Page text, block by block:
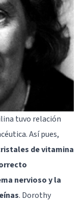
tuvo relación
Así pues,
de vitamina
nervioso y la
. Dorothy